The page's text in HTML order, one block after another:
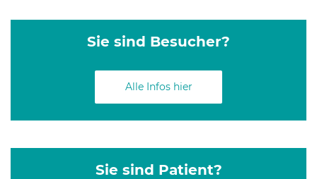
Sie sind Besucher?
Alle Infos hier
Sie sind Patient?